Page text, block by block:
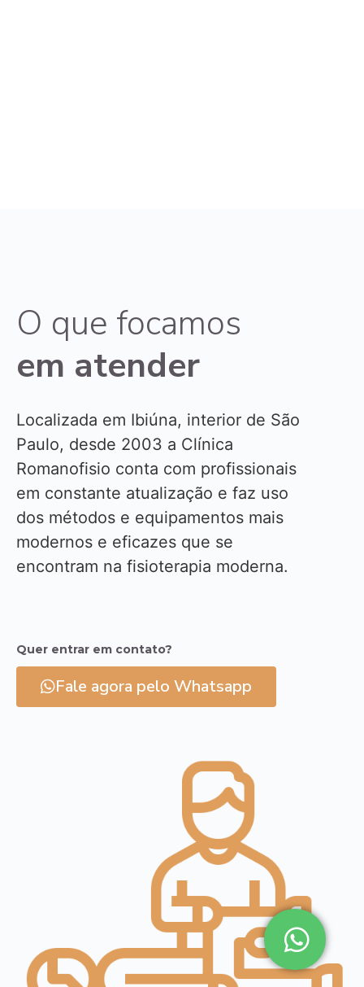
O que focamos
em atender
Localizada em Ibiúna, interior de São
Paulo, desde 2003 a Clínica
Romanofisio conta com profissionais
em constante atualização e faz uso
dos métodos e equipamentos mais
modernos e eficazes que se
encontram na fisioterapia moderna.
Quer entrar em contato?
Fale agora pelo Whatsapp